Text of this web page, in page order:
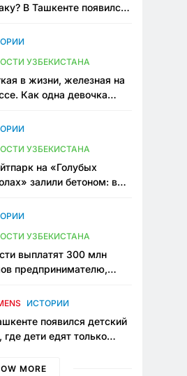
В Ташкенте появился
УЗБЕКИСТАНА
в жизни, железная на
Как одна девочка
УЗБЕКИСТАНА
на «Голубых
залили бетоном: в
общественное
УЗБЕКИСТАНА
выплатят 300 млн
предпринимателю,
по незаконному
ИСТОРИИ
появился детский
где дети едят только
которая устала просить
MORE